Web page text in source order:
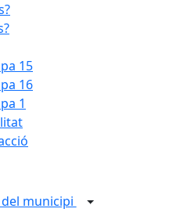
15
16
1
municipi